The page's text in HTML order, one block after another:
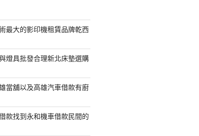
最大的影印機租賃品牌乾西
燈具批發合理新北床墊選購
當舖以及高雄汽車借款有廚
款找到永和機車借款民間的